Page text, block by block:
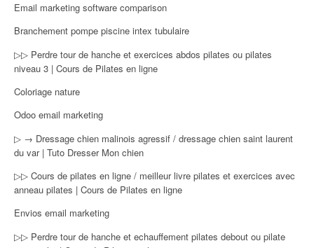
Email marketing software comparison
Branchement pompe piscine intex tubulaire
▷▷ Perdre tour de hanche et exercices abdos pilates ou pilates
niveau 3 | Cours de Pilates en ligne
Coloriage nature
Odoo email marketing
▷ → Dressage chien malinois agressif / dressage chien saint laurent
du var | Tuto Dresser Mon chien
▷▷ Cours de pilates en ligne / meilleur livre pilates et exercices avec
anneau pilates | Cours de Pilates en ligne
Envios email marketing
▷▷ Perdre tour de hanche et echauffement pilates debout ou pilate